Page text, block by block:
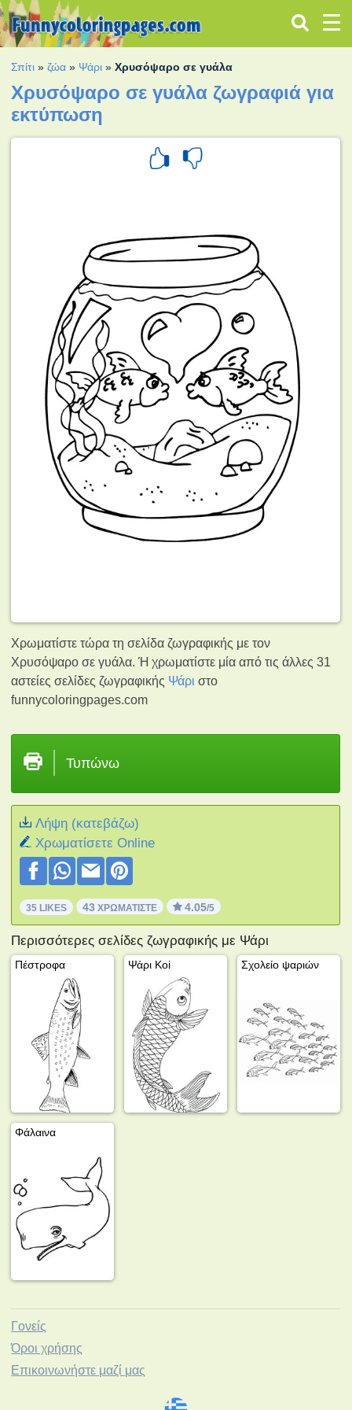
Σπίτι »ζώα » Ψάρι »Χρυσόψαρο σε γυάλα
Χρυσόψαρο σε γυάλα ζωγραφιά για
εκτύπωση
Χρωματίστε τώρα τη σελίδα ζωγραφικής με τον
Χρυσόψαρο σε γυάλα. Ή χρωματίστε μία από τις άλλες 31
αστείες σελίδες ζωγραφικής Ψάρι στο
funnycoloringpages.com
Τυπώνω
Λήψη (κατεβάζω)
Xρωματίσετε Online
35 LIKES 43 ΧΡΩΜΑΤΊΣΤΕ 4.05/5
Περισσότερες σελίδες ζωγραφικής με Ψάρι
Πέστροφα Ψάρι Koi Σχολείο ψαριών
Φάλαινα
Γονείς
Όροι χρήσης
Επικοινωνήστε μαζί μας